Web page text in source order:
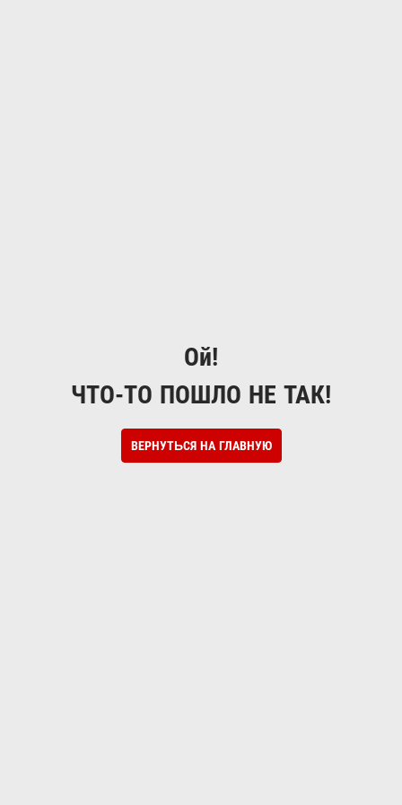
Ой!
ЧТО-ТО ПОШЛО НЕ ТАК!
ВЕРНУТЬСЯ НА ГЛАВНУЮ